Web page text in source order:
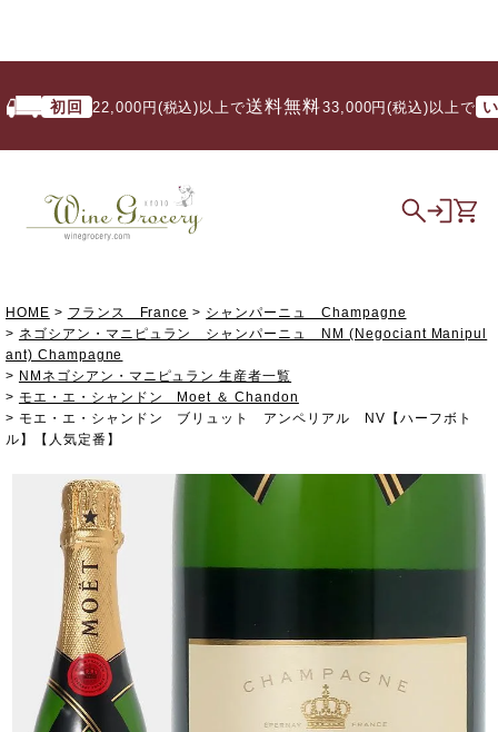
初回 22,000円(税込)以上で送料無料/ 33,000円(税込)以上で いつ
HOME フランス France
シャンパーニュ Champagne
ネゴシアン・マニピュラン シャンパーニュ NM (Negociant Manipul
ant) Champagne
NMネゴシアン・マニピュラン 生産者一覧
モエ・エ・シャンドン Moet ＆ Chandon
モエ・エ・シャンドン ブリュット アンペリアル NV【ハーフボト
ル】【人気定番】